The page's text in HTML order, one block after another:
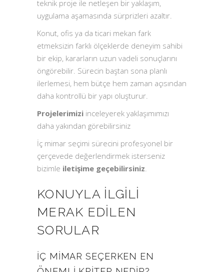
teknik proje ile netleşen bir yaklaşım,
uygulama aşamasında sürprizleri azaltır.
Konut, ofis ya da ticari mekan fark
etmeksizin farklı ölçeklerde deneyim sahibi
bir ekip, kararların uzun vadeli sonuçlarını
öngörebilir. Sürecin baştan sona planlı
ilerlemesi, hem bütçe hem zaman açısından
daha kontrollü bir yapı oluşturur.
Projelerimizi inceleyerek yaklaşımımızı
daha yakından görebilirsiniz
İç mimar seçimi sürecini profesyonel bir
çerçevede değerlendirmek isterseniz
bizimle iletişime geçebilirsiniz.
KONUYLA İLGILI
MERAK EDILEN
SORULAR
İÇ MIMAR SEÇERKEN EN